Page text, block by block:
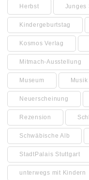
Herbst Junges
Kindergeburtstag
Kosmos Verlag
Mitmach-Ausstellung
Museum Musik
Neuerscheinung
Rezension
Schwäbische Alb
StadtPalais Stuttgart
unterwegs mit Kindern